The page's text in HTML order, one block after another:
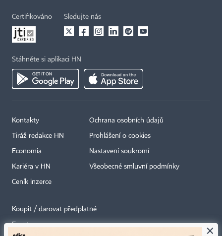
Certifikováno Sledujte nás
Stáhněte si aplikaci HN
Kontakty
Tiráž redakce HN
Economia
Kariéra v HN
Ceník inzerce
Ochrana osobních údajů
Prohlášení o cookies
Nastavení soukromí
Všeobecné smluvní podmínky
Koupit / darovat předplatné
Eventy ×